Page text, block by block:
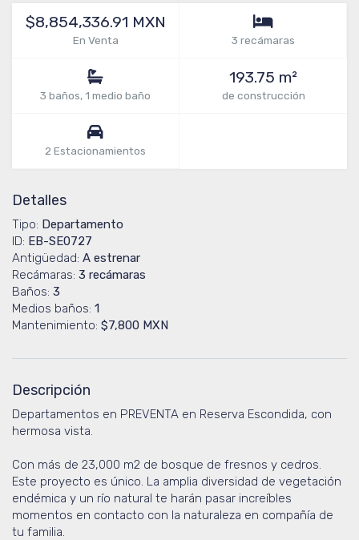
$8,854,336.91 MXN
En Venta 3 recámaras
3 baños, 1 medio baño
193.75 m²
de construcción
2 Estacionamientos
Detalles
Tipo: Departamento
ID: EB-SE0727
Antigüedad: A estrenar
Recámaras: 3 recámaras
Baños: 3
Medios baños: 1
Mantenimiento: $7,800 MXN
Descripción
Departamentos en PREVENTA en Reserva Escondida, con
hermosa vista.
Con más de 23,000 m2 de bosque de fresnos y cedros.
Este proyecto es único. La amplia diversidad de vegetación
endémica y un río natural te harán pasar increíbles
momentos en contacto con la naturaleza en compañía de
tu familia.